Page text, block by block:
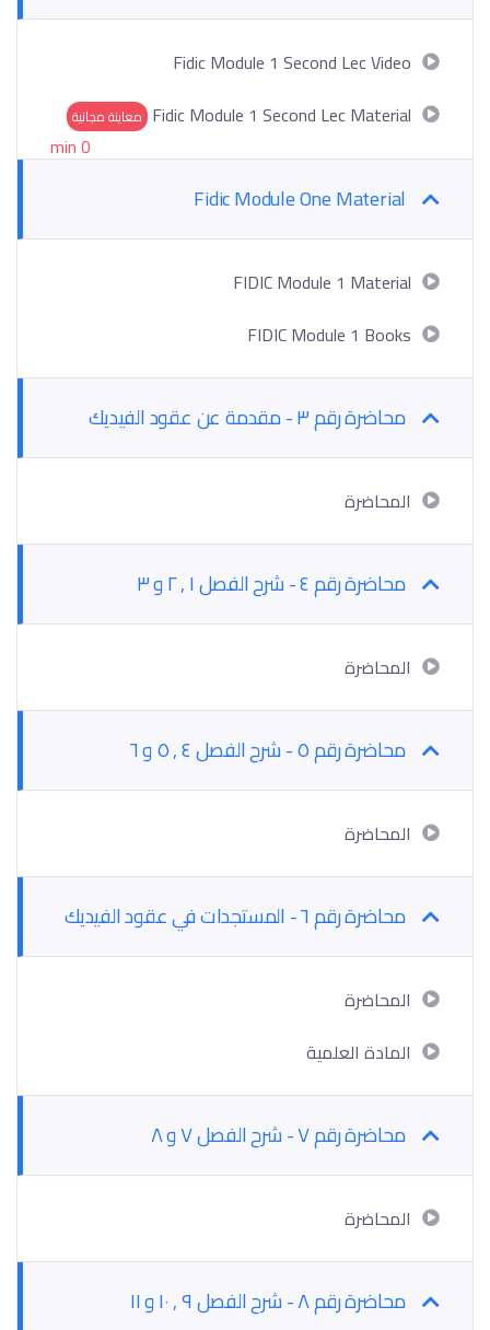
Fidic Module 1 Second Lec Video
Fidic Module 1 Second Lec Material معاينة مجانية
0 min
Fidic Module One Material
FIDIC Module 1 Material
FIDIC Module 1 Books
محاضرة رقم ٣ - مقدمة عن عقود الفيديك
المحاضرة
محاضرة رقم ٤ - شرح الفصل ١ , ٢ و ٣
المحاضرة
محاضرة رقم ٥ - شرح الفصل ٤ , ٥ و ٦
المحاضرة
محاضرة رقم ٦ - المستجدات في عقود الفيديك
المحاضرة
المادة العلمية
محاضرة رقم ٧ - شرح الفصل ٧ و ٨
المحاضرة
محاضرة رقم ٨ - شرح الفصل ٩ , ١٠ و ١١